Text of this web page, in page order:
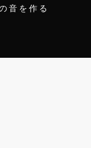
音を作る